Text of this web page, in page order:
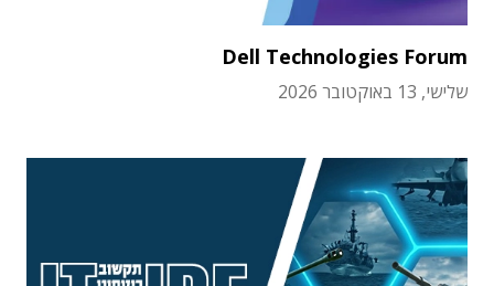
Dell Technologies Forum
שלישי, 13 באוקטובר 2026